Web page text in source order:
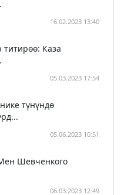
16.02.2023 13:40
Каза
05.03.2023 17:54
түнүндө
05.06.2023 10:51
Шевченкого
06.03.2023 12:49